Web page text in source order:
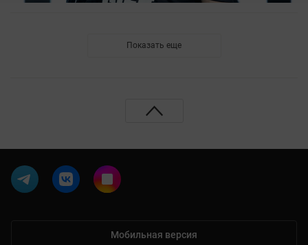
Показать еще
Мобильная версия